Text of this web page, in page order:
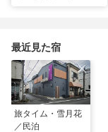
最近見た宿
旅タイム・雪月花
／民泊